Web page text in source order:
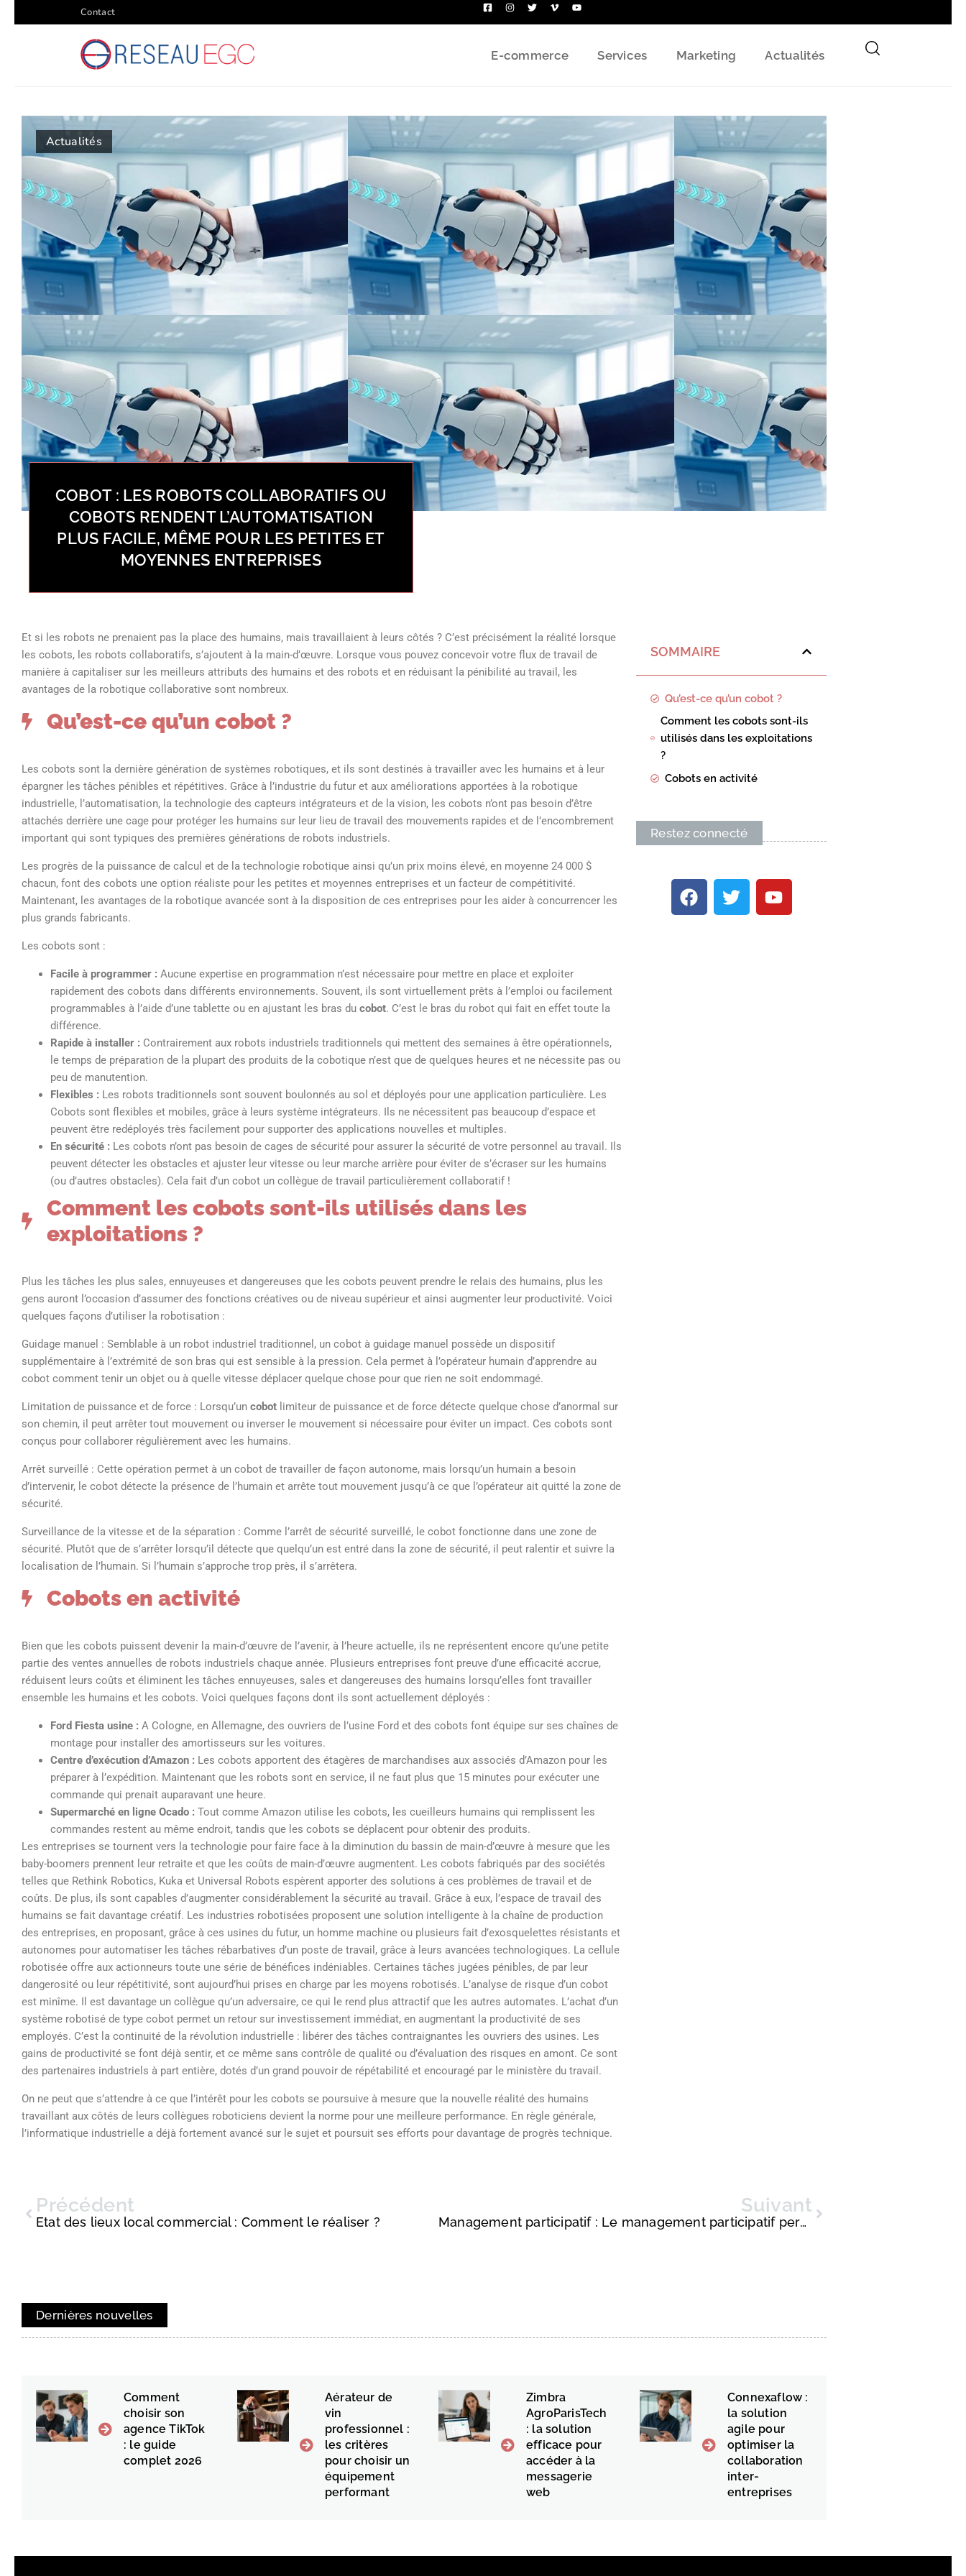
Contact
E-commerce Services Marketing Actualités
Actualités
COBOT : LES ROBOTS COLLABORATIFS OU
COBOTS RENDENT L’AUTOMATISATION
PLUS FACILE, MÊME POUR LES PETITES ET
MOYENNES ENTREPRISES
Et si les robots ne prenaient pas la place des humains, mais travaillaient à leurs côtés ? C’est précisément la réalité lorsque
les cobots, les robots collaboratifs, s’ajoutent à la main-d’œuvre. Lorsque vous pouvez concevoir votre flux de travail de
manière à capitaliser sur les meilleurs attributs des humains et des robots et en réduisant la pénibilité au travail, les
avantages de la robotique collaborative sont nombreux.
Qu’est-ce qu’un cobot ?
Les cobots sont la dernière génération de systèmes robotiques, et ils sont destinés à travailler avec les humains et à leur
épargner les tâches pénibles et répétitives. Grâce à l’industrie du futur et aux améliorations apportées à la robotique
industrielle, l’automatisation, la technologie des capteurs intégrateurs et de la vision, les cobots n’ont pas besoin d’être
attachés derrière une cage pour protéger les humains sur leur lieu de travail des mouvements rapides et de l’encombrement
important qui sont typiques des premières générations de robots industriels.
Les progrès de la puissance de calcul et de la technologie robotique ainsi qu’un prix moins élevé, en moyenne 24 000 $
chacun, font des cobots une option réaliste pour les petites et moyennes entreprises et un facteur de compétitivité.
Maintenant, les avantages de la robotique avancée sont à la disposition de ces entreprises pour les aider à concurrencer les
plus grands fabricants.
Les cobots sont :
Facile à programmer : Aucune expertise en programmation n’est nécessaire pour mettre en place et exploiter
rapidement des cobots dans différents environnements. Souvent, ils sont virtuellement prêts à l’emploi ou facilement
programmables à l’aide d’une tablette ou en ajustant les bras du cobot. C’est le bras du robot qui fait en effet toute la
différence.
Rapide à installer : Contrairement aux robots industriels traditionnels qui mettent des semaines à être opérationnels,
le temps de préparation de la plupart des produits de la cobotique n’est que de quelques heures et ne nécessite pas ou
peu de manutention.
Flexibles : Les robots traditionnels sont souvent boulonnés au sol et déployés pour une application particulière. Les
Cobots sont flexibles et mobiles, grâce à leurs système intégrateurs. Ils ne nécessitent pas beaucoup d’espace et
peuvent être redéployés très facilement pour supporter des applications nouvelles et multiples.
En sécurité : Les cobots n’ont pas besoin de cages de sécurité pour assurer la sécurité de votre personnel au travail. Ils
peuvent détecter les obstacles et ajuster leur vitesse ou leur marche arrière pour éviter de s’écraser sur les humains
(ou d’autres obstacles). Cela fait d’un cobot un collègue de travail particulièrement collaboratif !
Comment les cobots sont-ils utilisés dans les
exploitations ?
Plus les tâches les plus sales, ennuyeuses et dangereuses que les cobots peuvent prendre le relais des humains, plus les
gens auront l’occasion d’assumer des fonctions créatives ou de niveau supérieur et ainsi augmenter leur productivité. Voici
quelques façons d’utiliser la robotisation :
Guidage manuel : Semblable à un robot industriel traditionnel, un cobot à guidage manuel possède un dispositif
supplémentaire à l’extrémité de son bras qui est sensible à la pression. Cela permet à l’opérateur humain d’apprendre au
cobot comment tenir un objet ou à quelle vitesse déplacer quelque chose pour que rien ne soit endommagé.
Limitation de puissance et de force : Lorsqu’un cobot limiteur de puissance et de force détecte quelque chose d’anormal sur
son chemin, il peut arrêter tout mouvement ou inverser le mouvement si nécessaire pour éviter un impact. Ces cobots sont
conçus pour collaborer régulièrement avec les humains.
Arrêt surveillé : Cette opération permet à un cobot de travailler de façon autonome, mais lorsqu’un humain a besoin
d’intervenir, le cobot détecte la présence de l’humain et arrête tout mouvement jusqu’à ce que l’opérateur ait quitté la zone de
sécurité.
Surveillance de la vitesse et de la séparation : Comme l’arrêt de sécurité surveillé, le cobot fonctionne dans une zone de
sécurité. Plutôt que de s’arrêter lorsqu’il détecte que quelqu’un est entré dans la zone de sécurité, il peut ralentir et suivre la
localisation de l’humain. Si l’humain s’approche trop près, il s’arrêtera.
Cobots en activité
Bien que les cobots puissent devenir la main-d’œuvre de l’avenir, à l’heure actuelle, ils ne représentent encore qu’une petite
partie des ventes annuelles de robots industriels chaque année. Plusieurs entreprises font preuve d’une efficacité accrue,
réduisent leurs coûts et éliminent les tâches ennuyeuses, sales et dangereuses des humains lorsqu’elles font travailler
ensemble les humains et les cobots. Voici quelques façons dont ils sont actuellement déployés :
Ford Fiesta usine : A Cologne, en Allemagne, des ouvriers de l’usine Ford et des cobots font équipe sur ses chaînes de
montage pour installer des amortisseurs sur les voitures.
Centre d’exécution d’Amazon : Les cobots apportent des étagères de marchandises aux associés d’Amazon pour les
préparer à l’expédition. Maintenant que les robots sont en service, il ne faut plus que 15 minutes pour exécuter une
commande qui prenait auparavant une heure.
Supermarché en ligne Ocado : Tout comme Amazon utilise les cobots, les cueilleurs humains qui remplissent les
commandes restent au même endroit, tandis que les cobots se déplacent pour obtenir des produits.
Les entreprises se tournent vers la technologie pour faire face à la diminution du bassin de main-d’œuvre à mesure que les
baby-boomers prennent leur retraite et que les coûts de main-d’œuvre augmentent. Les cobots fabriqués par des sociétés
telles que Rethink Robotics, Kuka et Universal Robots espèrent apporter des solutions à ces problèmes de travail et de
coûts. De plus, ils sont capables d’augmenter considérablement la sécurité au travail. Grâce à eux, l’espace de travail des
humains se fait davantage créatif. Les industries robotisées proposent une solution intelligente à la chaîne de production
des entreprises, en proposant, grâce à ces usines du futur, un homme machine ou plusieurs fait d’exosquelettes résistants et
autonomes pour automatiser les tâches rébarbatives d’un poste de travail, grâce à leurs avancées technologiques. La cellule
robotisée offre aux actionneurs toute une série de bénéfices indéniables. Certaines tâches jugées pénibles, de par leur
dangerosité ou leur répétitivité, sont aujourd’hui prises en charge par les moyens robotisés. L’analyse de risque d’un cobot
est minîme. Il est davantage un collègue qu’un adversaire, ce qui le rend plus attractif que les autres automates. L’achat d’un
système robotisé de type cobot permet un retour sur investissement immédiat, en augmentant la productivité de ses
employés. C’est la continuité de la révolution industrielle : libérer des tâches contraignantes les ouvriers des usines. Les
gains de productivité se font déjà sentir, et ce même sans contrôle de qualité ou d’évaluation des risques en amont. Ce sont
des partenaires industriels à part entière, dotés d’un grand pouvoir de répétabilité et encouragé par le ministère du travail.
On ne peut que s’attendre à ce que l’intérêt pour les cobots se poursuive à mesure que la nouvelle réalité des humains
travaillant aux côtés de leurs collègues roboticiens devient la norme pour une meilleure performance. En règle générale,
l’informatique industrielle a déjà fortement avancé sur le sujet et poursuit ses efforts pour davantage de progrès technique.
SOMMAIRE
Qu’est-ce qu’un cobot ?
Comment les cobots sont-ils
utilisés dans les exploitations
?
Cobots en activité
Restez connecté
Précédent
Etat des lieux local commercial : Comment le réaliser ?
Suivant
Management participatif : Le management participatif permet aux employés d’assumer la responsabilité, l’imputabilité et l’autorité sur le travail effectué pour une entreprise
Dernières nouvelles
Comment
choisir son
agence TikTok
: le guide
complet 2026
Aérateur de
vin
professionnel :
les critères
pour choisir un
équipement
performant
Zimbra
AgroParisTech
: la solution
efficace pour
accéder à la
messagerie
web
Connexaflow :
la solution
agile pour
optimiser la
collaboration
inter-
entreprises